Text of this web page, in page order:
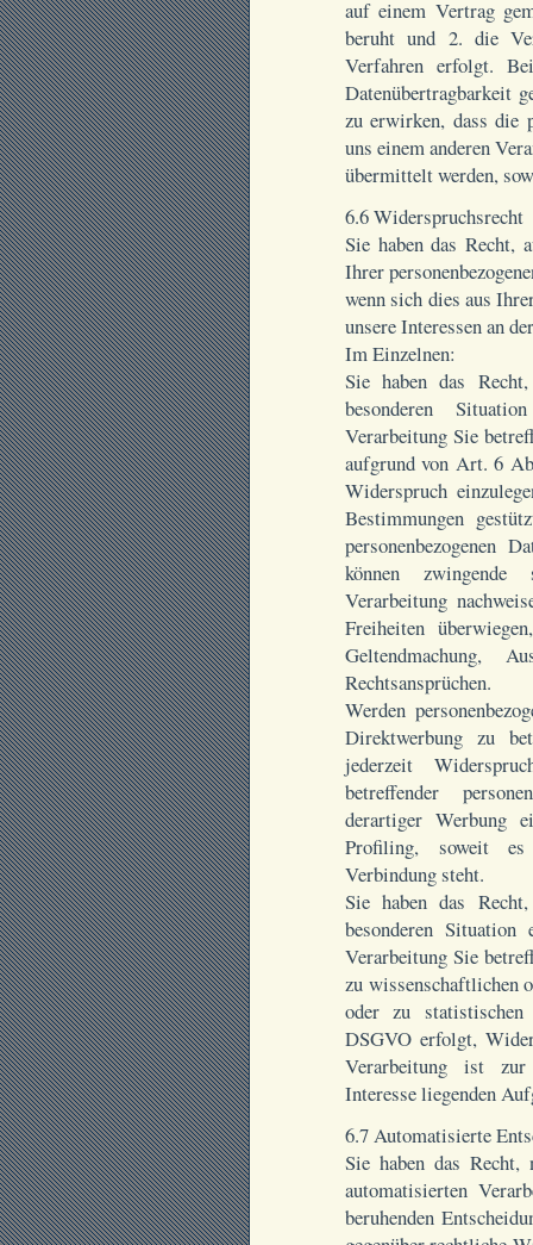
auf einem Vertrag
beruht und 2. die
Verfahren erfolgt.
Datenübertragbarkeit
zu erwirken, dass die
uns einem anderen
übermittelt werden,
6.6 Widerspruchsrecht
Sie haben das Recht,
Ihrer
wenn sich dies aus
unsere Interessen an
Im Einzelnen:
Sie haben das
besonderen
Verarbeitung Sie
aufgrund von Art. 6
Widerspruch
Bestimmungen
personenbezogenen
können
Verarbeitung
Freiheiten
Geltendmachung,
Rechtsansprüchen.
Werden
Direktwerbung zu
jederzeit
betreffender
derartiger Werbung
Profiling, soweit
Verbindung steht.
Sie haben das
besonderen Situation
Verarbeitung Sie
zu wissenschaftlichen
oder zu
DSGVO erfolgt,
Verarbeitung ist
Interesse liegenden
6.7 Automatisierte
Sie haben das
automatisierten
beruhenden